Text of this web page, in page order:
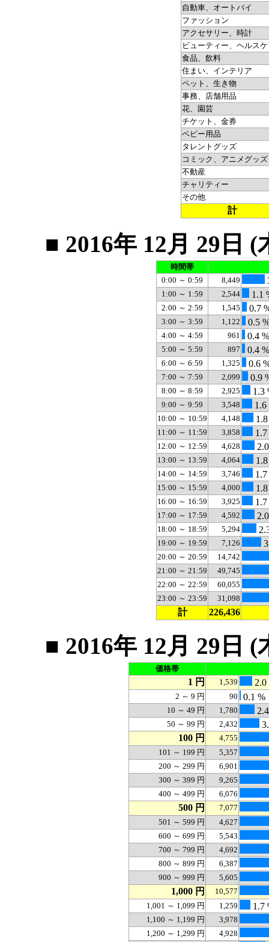
自動車、オートバイ
ファッション
アクセサリー、時計
ビューティー、ヘルス
食品、飲料
住まい、インテリア
ペット、生き物
事務、店舗用品
花、園芸
チケット、金券
ベビー用品
タレントグッズ
コミック、アニメグッズ
不動産
チャリティー
その他
計
■ 2016年 12月 29日
時間帯
0:00 ～ 0:59
8,449
1:00 ～ 1:59 2,544 1.1
2:00 ～ 2:59 1,545 0.7
3:00 ～ 3:59 1,122 0.5
4:00 ～ 4:59 961 0.4 %
5:00 ～ 5:59 897 0.4 %
6:00 ～ 6:59 1,325 0.6
7:00 ～ 7:59 2,099 0.9
8:00 ～ 8:59 2,925 1.3
9:00 ～ 9:59 3,548 1.6
10:00 ～ 10:59 4,148
11:00 ～ 11:59 3,858
12:00 ～ 12:59 4,628
13:00 ～ 13:59 4,064
14:00 ～ 14:59 3,746
15:00 ～ 15:59 4,000
16:00 ～ 16:59 3,925
17:00 ～ 17:59 4,592
18:00 ～ 18:59 5,294
19:00 ～ 19:59 7,126
20:00 ～ 20:59
14,742
21:00 ～ 21:59
49,745
22:00 ～ 22:59
60,055
23:00 ～ 23:59
31,098
計 226,436
■ 2016年 12月 29日
価格帯
1 円 1,539 2.0
2 ～ 9 円 90 0.1 %
10 ～ 49 円 1,780
50 ～ 99 円 2,432
100 円
4,755
101 ～ 199 円
5,357
200 ～ 299 円
6,901
300 ～ 399 円
9,265
400 ～ 499 円
6,076
500 円
7,077
501 ～ 599 円
4,627
600 ～ 699 円
5,543
700 ～ 799 円
4,692
800 ～ 899 円
6,387
900 ～ 999 円
5,605
1,000 円
10,577
1,001 ～ 1,099 円
1,259 1.7
1,100 ～ 1,199 円
3,978
1,200 ～ 1,299 円
4,928